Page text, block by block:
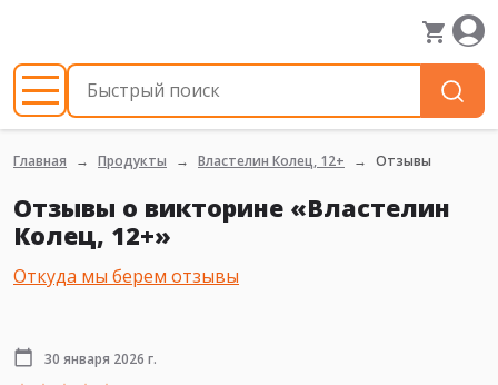
Главная Продукты Властелин Колец, 12+ Отзывы
Отзывы о викторине «Властелин
Колец, 12+»
Откуда мы берем отзывы
30 января 2026 г.